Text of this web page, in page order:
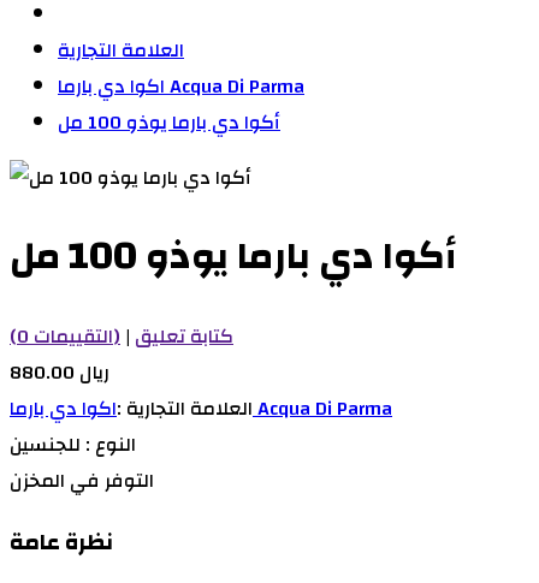
العلامة التجارية
اكوا دي بارما Acqua Di Parma
أكوا دي بارما يوذو 100 مل
أكوا دي بارما يوذو 100 مل
(0 التقييمات)| كتابة تعليق
880.00 ريال
العلامة التجارية :اكوا دي بارما Acqua Di Parma
النوع : للجنسين
التوفر في المخزن
نظرة عامة